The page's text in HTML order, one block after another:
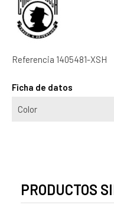
Referencia 1405481-XSH
Ficha de datos
Color
PRODUCTOS